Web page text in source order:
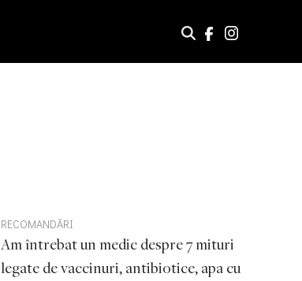
RECOMANDĂRI
Am întrebat un medic despre 7 mituri
legate de vaccinuri, antibiotice, apa cu